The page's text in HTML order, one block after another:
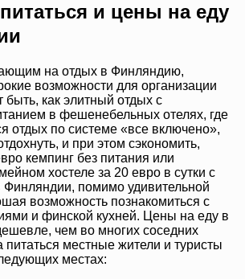
и цены на еду
на отдых в Финляндию,
возможности для организации
как элитный отдых с
в фешенебельных отелях, где
отдых по системе «все включено»,
и при этом сэкономить,
кемпинг без питания или
хостеле за 20 евро в сутки с
Финляндии, помимо удивительной
возможность познакомиться с
и финской кухней. Цены на еду в
чем во многих соседних
местные жители и туристы
местах: